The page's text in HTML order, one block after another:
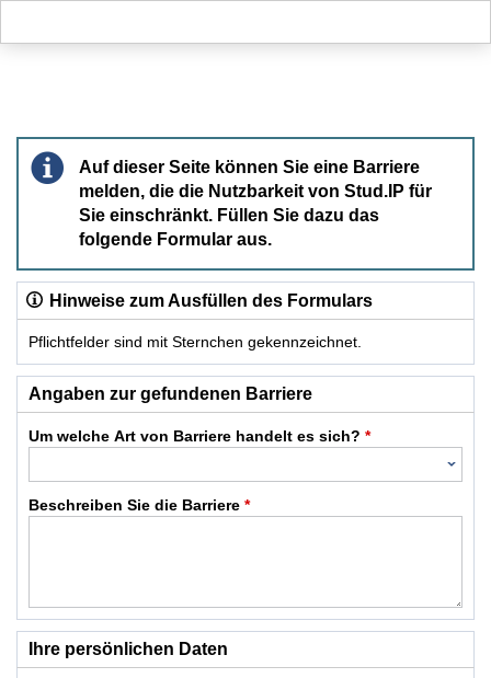
Hauptnavigation
Barriere melden
Auf dieser Seite können Sie eine Barriere
melden, die die Nutzbarkeit von Stud.IP für
Sie einschränkt. Füllen Sie dazu das
folgende Formular aus.
Hinweise zum Ausfüllen des Formulars
Pflichtfelder sind mit Sternchen gekennzeichnet.
Dieses Formular enthält Pflichtfelder.
Angaben zur gefundenen Barriere
Um welche Art von Barriere handelt es sich? *
Beschreiben Sie die Barriere *
Ihre persönlichen Daten